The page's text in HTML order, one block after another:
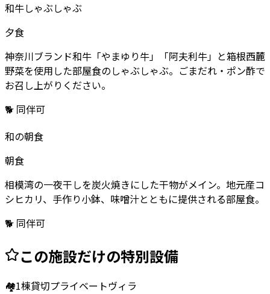
和牛しゃぶしゃぶ
夕食
神奈川ブランド和牛「やまゆり牛」「阿夫利牛」と箱根西麓
野菜を使用した部屋食のしゃぶしゃぶ。ごまだれ・ポン酢で
お召し上がりください。
🐕 同伴可
和の朝食
朝食
相模湾の一夜干しを炭火焼きにした干物がメイン。地元産コ
シヒカリ、手作り小鉢、味噌汁とともに提供される部屋食。
🐕 同伴可
この施設だけの特別設備
🏘️1棟貸切プライベートヴィラ